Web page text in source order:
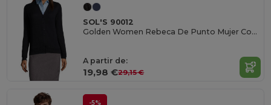
SOL'S 90012
Golden Women Rebeca De Punto Mujer Con Cuello Pico
A partir de:
19,98 €29,15 €
-5%